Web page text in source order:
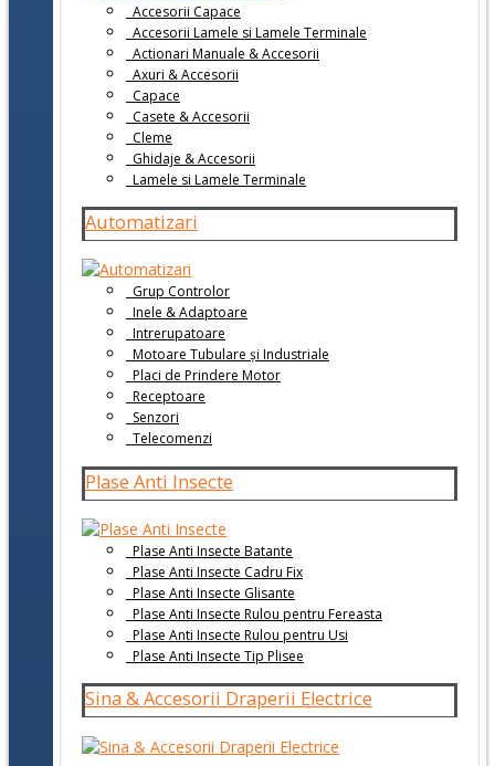
Accesorii Capace
Accesorii Lamele si Lamele Terminale
Actionari Manuale & Accesorii
Axuri & Accesorii
Capace
Casete & Accesorii
Cleme
Ghidaje & Accesorii
Lamele si Lamele Terminale
Automatizari
Grup Controlor
Inele & Adaptoare
Intrerupatoare
Motoare Tubulare și Industriale
Placi de Prindere Motor
Receptoare
Senzori
Telecomenzi
Plase Anti Insecte
Plase Anti Insecte Batante
Plase Anti Insecte Cadru Fix
Plase Anti Insecte Glisante
Plase Anti Insecte Rulou pentru Fereasta
Plase Anti Insecte Rulou pentru Usi
Plase Anti Insecte Tip Plisee
Sina & Accesorii Draperii Electrice